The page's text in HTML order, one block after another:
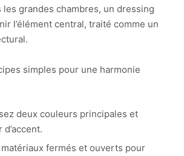
les grandes chambres, un dressing
l’élément central, traité comme un
simples pour une harmonie
deux couleurs principales et
fermés et ouverts pour